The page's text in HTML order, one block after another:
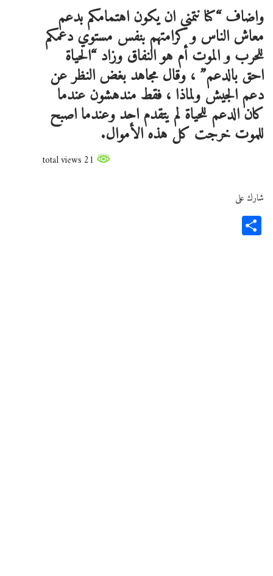
واضاف “كنا نتمني ان يكون اهتمامكم بدعم
معاش الناس و كرامتهم بنفس مستوي دعمكم
للحرب و الموت أم هو النفاق وزاد “الحياة
احق بالدعم” ، وقال مجاهد بغض النظر عن
دعم الجيش ولماذا ، فقط مندهشون عندما
كان الدعم للحياة لم يتقدم احد وعندما اصبح
للموت خرجت كل هذه الأموال.
شارك على